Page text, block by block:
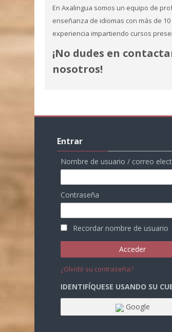
En Axalingua somos un equipo de
enseñanza de idiomas con más de
experiencia impartiendo cursos
¡No dudes en
nosotros!
ALEX DOREY OLGA
Entrar
Nombre de usuario / correo
Contraseña
Recordar nombre de usuario
¿Olvidó su contraseña?
IDENTIFÍQUESE USANDO SU
Google